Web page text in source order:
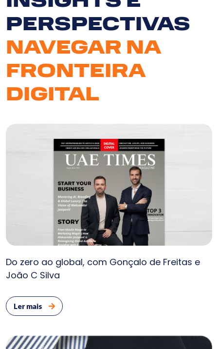
PERSPECTIVAS
NAVEGAR NA
FRONTEIRA
DIGITAL
Do zero ao global, com Gonçalo de Freitas e
João C Silva
Ler mais